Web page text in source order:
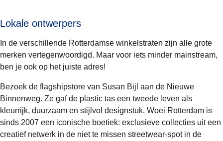
Lokale ontwerpers
In de verschillende Rotterdamse winkelstraten zijn alle grote
merken vertegenwoordigd. Maar voor iets minder mainstream,
ben je ook op het juiste adres!
Bezoek de flagshipstore van Susan Bijl aan de Nieuwe
Binnenweg. Ze gaf de plastic tas een tweede leven als
kleurrijk, duurzaam en stijlvol designstuk. Woei Rotterdam is
sinds 2007 een iconische boetiek: exclusieve collecties uit een
creatief netwerk in de niet te missen streetwear-spot in de